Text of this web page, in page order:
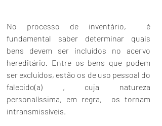
No processo de inventário,  é
fundamental saber determinar quais
bens devem ser incluídos no acervo
hereditário. Entre os bens que podem
ser excluídos, estão os de uso pessoal do
falecido(a) , cuja natureza
personalíssima, em regra,  os tornam
intransmissíveis.